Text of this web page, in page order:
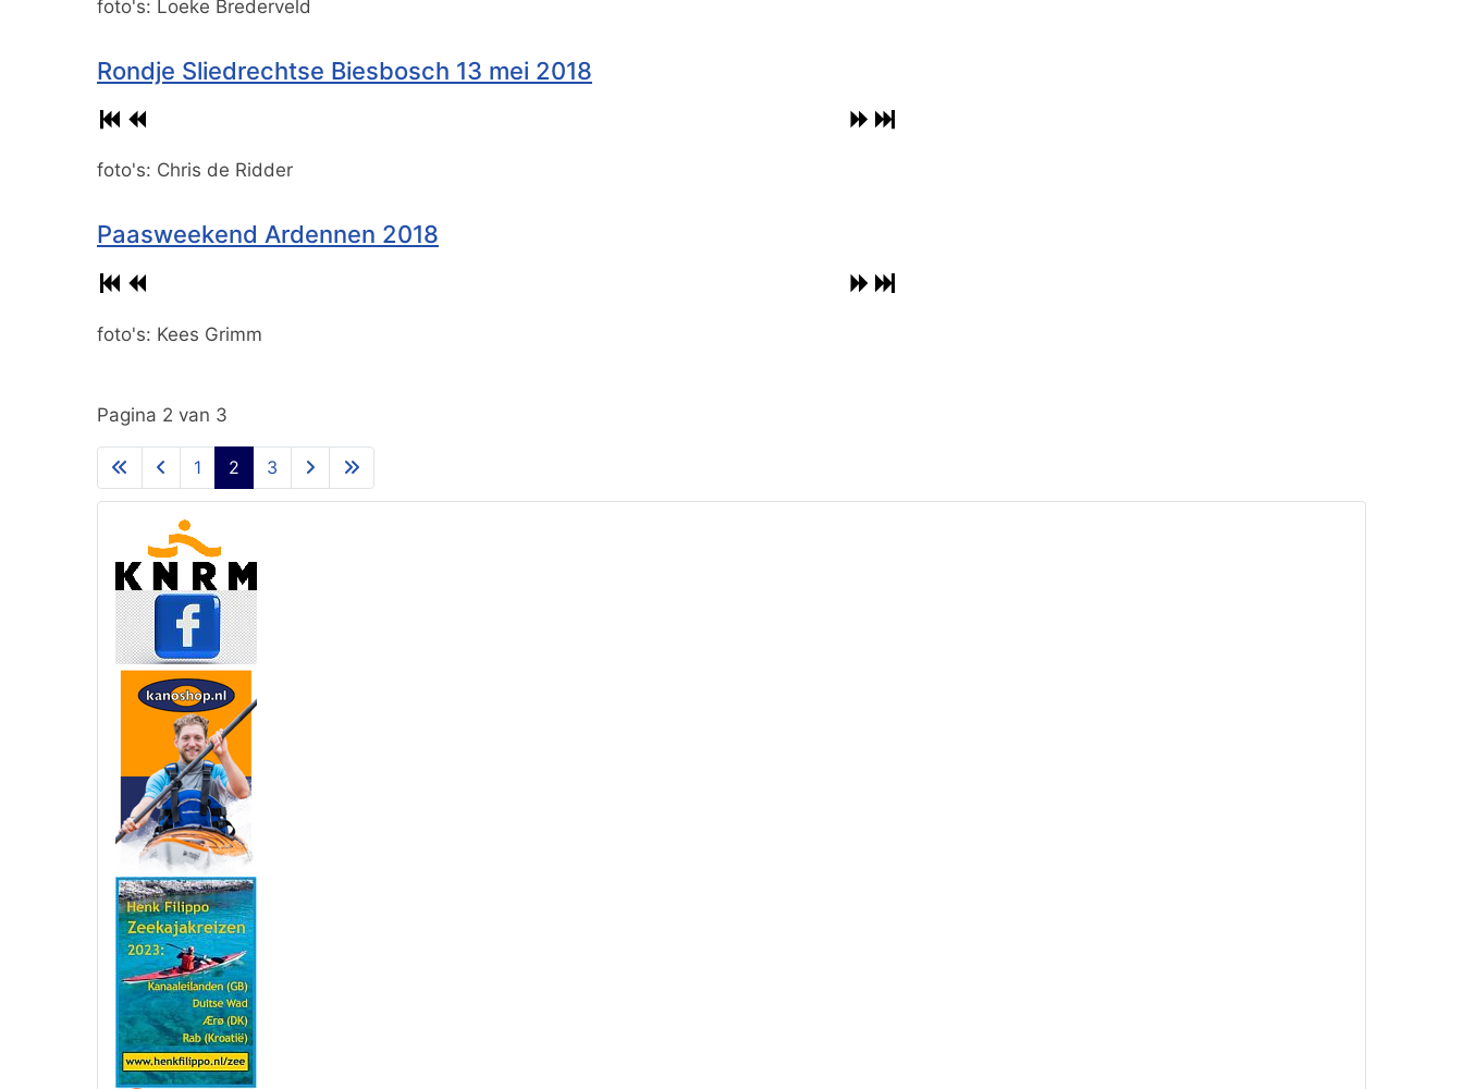
foto's: Loeke Brederveld
Rondje Sliedrechtse Biesbosch 13 mei 2018
foto's: Chris de Ridder
Paasweekend Ardennen 2018
foto's: Kees Grimm
Pagina 2 van 3
1 2 3